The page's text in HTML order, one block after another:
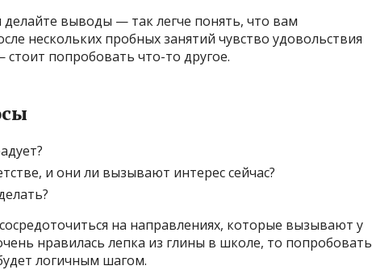
выводы — так легче понять, что вам
нескольких пробных занятий чувство удовольствия
попробовать что-то другое.
и они ли вызывают интерес сейчас?
на направлениях, которые вызывают у
нравилась лепка из глины в школе, то попробовать
логичным шагом.